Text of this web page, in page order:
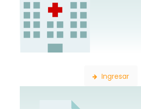
Ingresar